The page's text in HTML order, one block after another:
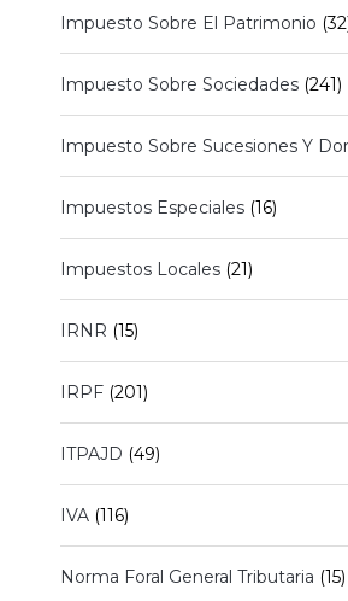
Impuesto Sobre El Patrimonio
Impuesto Sobre Sociedades (241)
Impuesto Sobre Sucesiones Y
Impuestos Especiales (16)
Impuestos Locales (21)
IRNR (15)
IRPF (201)
ITPAJD (49)
IVA (116)
Norma Foral General Tributaria (15)